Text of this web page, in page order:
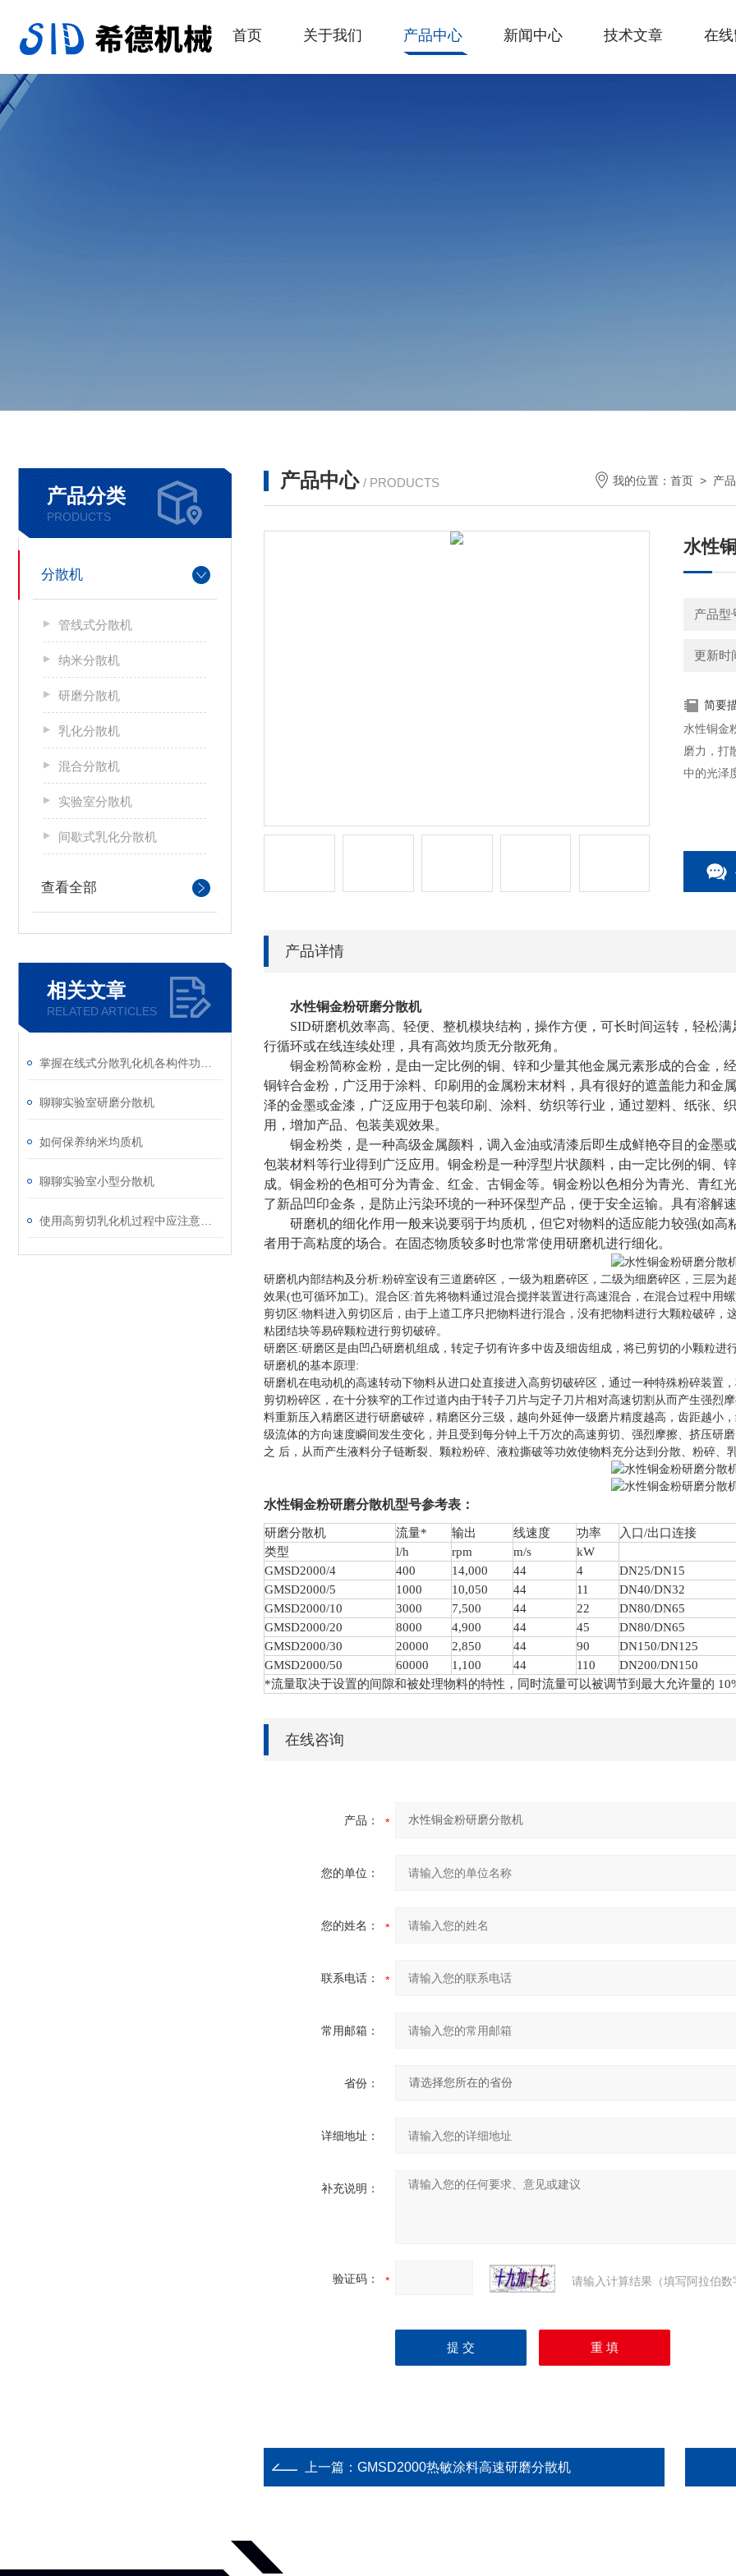
首页 关于我们 产品中心 新闻中心 技术文章 在
产品分类
PRODUCTS
分散机
管线式分散机
纳米分散机
研磨分散机
乳化分散机
混合分散机
实验室分散机
间歇式乳化分散机
查看全部
相关文章
RELATED ARTICLES
聊聊实验室研磨分散机
如何保养纳米均质机
聊聊实验室小型分散机
产品中心 / PRODUCTS 我的位置： 首页 > 产
水性
产品型
更新时
简要
水性铜金
磨力，打
中的光泽
产品详情
水性铜金粉研磨分散机
SID研磨机效率高、轻便、整机模块结构，操作方便，可长时间运转，轻松
行循环或在线连续处理，具有高效均质无分散死角。
铜金粉简称金粉，是由一定比例的铜、锌和少量其他金属元素形成的合金，
铜锌合金粉，广泛用于涂料、印刷用的金属粉末材料，具有很好的遮盖能力和金
泽的金墨或金漆，广泛应用于包装印刷、涂料、纺织等行业，通过塑料、纸张、
用，增加产品、包装美观效果。
铜金粉类，是一种高级金属颜料，调入金油或清漆后即生成鲜艳夺目的金墨
包装材料等行业得到广泛应用。铜金粉是一种浮型片状颜料，由一定比例的铜、
成。铜金粉的色相可分为青金、红金、古铜金等。铜金粉以色相分为青光、青红
了新品凹印金条，是防止污染环境的一种环保型产品，便于安全运输。具有溶解
研磨机的细化作用一般来说要弱于均质机，但它对物料的适应能力较强(如
者用于高粘度的场合。在固态物质较多时也常常使用研磨机进行细化。
研磨机内部结构及分析:粉碎室设有三道磨碎区，一级为粗磨碎区，二级为细磨碎区，三层
效果(也可循环加工)。混合区:首先将物料通过混合搅拌装置进行高速混合，在混合过程中用
剪切区:物料进入剪切区后，由于上道工序只把物料进行混合，没有把物料进行大颗粒破碎
粘团结块等易碎颗粒进行剪切破碎。
研磨区:研磨区是由凹凸研磨机组成，转定子切有许多中齿及细齿组成，将已剪切的小颗粒进
研磨机的基本原理:
研磨机在电动机的高速转动下物料从进口处直接进入高剪切破碎区，通过一种特殊粉碎装置
剪切粉碎区，在十分狭窄的工作过道内由于转子刀片与定子刀片相对高速切割从而产生强烈
料重新压入精磨区进行研磨破碎，精磨区分三级，越向外延伸一级磨片精度越高，齿距越小
级流体的方向速度瞬间发生变化，并且受到每分钟上千万次的高速剪切、强烈摩擦、挤压研
之 后，从而产生液料分子链断裂、颗粒粉碎、液粒撕破等功效使物料充分达到分散、粉碎、
水性铜金粉研磨分散机型号参考表：
研磨分散机 流量* 输出 线速度 功率
入口/出口连接
类型
l/h rpm m/s
kW
GMSD2000/4 400 14,000 44 4
DN25/DN15
GMSD2000/5 1000 10,050 44 11
DN40/DN32
GMSD2000/10 3000 7,500 44 22
DN80/DN65
GMSD2000/20 8000 4,900 44 45
DN80/DN65
GMSD2000/30 20000 2,850 44 90
DN150/DN125
GMSD2000/50 60000 1,100 44 110
DN200/DN150
*流量取决于设置的间隙和被处理物料的特性，同时流量可以被调节到最大允许量的
在线咨询
产品：
您的单位：
您的姓名：
联系电话：
常用邮箱：
省份：
详细地址：
补充说明：
验证码： 请输入计算结果（填写阿拉伯
上一篇： GMSD2000热敏涂料高速研磨分散机